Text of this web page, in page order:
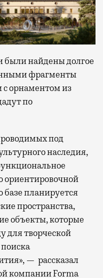
были найдены долгое
фрагменты
орнаментом из
по
под
наследия,
ориентировочной
базе планируется
пространства,
объекты, которые
для творческой
— рассказал
компании Forma